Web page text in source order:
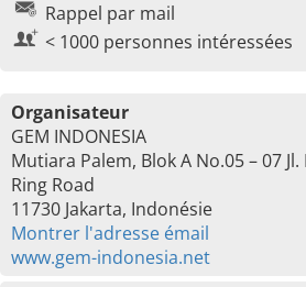
Rappel par mail
< 1000 personnes intéressées
Organisateur
GEM INDONESIA
Mutiara Palem, Blok A No.05 – 07
Ring Road
11730 Jakarta, Indonésie
Montrer l'adresse émail
www.gem-indonesia.net